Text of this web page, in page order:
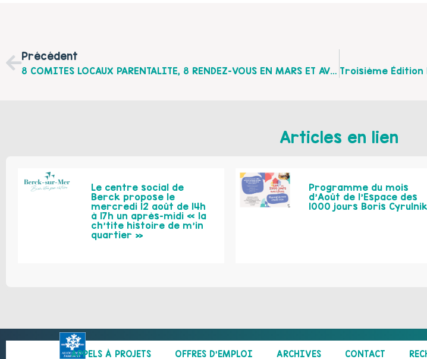
Précédent
8 COMITES LOCAUX PARENTALITE, 8 RENDEZ-VOUS EN MARS ET AVRIL 2015
Articles en lien
Le centre social de
Berck propose le
mercredi 12 août de 14h
à 17h un après-midi « la
ch’tite histoire de m’in
quartier »
Programme du mois
d’Août de l’Espace des
1000 jours Boris Cyrulnik
APPELS À PROJETS OFFRES D’EMPLOI ARCHIVES CONTACT